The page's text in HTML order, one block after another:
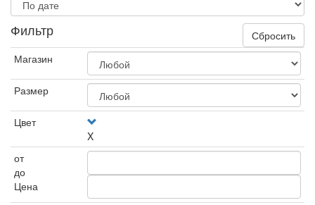
Фильтр
Сбросить
Магазин
Размер
Цвет
X
от
до
Цена